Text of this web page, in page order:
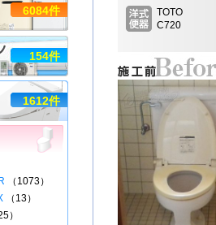
TOTO
C720
6084件
154件
1612件
（1073）
（13）
）